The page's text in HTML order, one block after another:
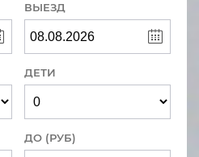
ВЫЕЗД
ДЕТИ
ДО (РУБ)